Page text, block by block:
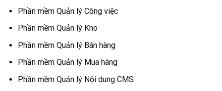
Phần mềm Quản lý Công việc
Phần mềm Quản lý Kho
Phần mềm Quản lý Bán hàng
Phần mềm Quản lý Mua hàng
Phần mềm Quản lý Nội dung CMS